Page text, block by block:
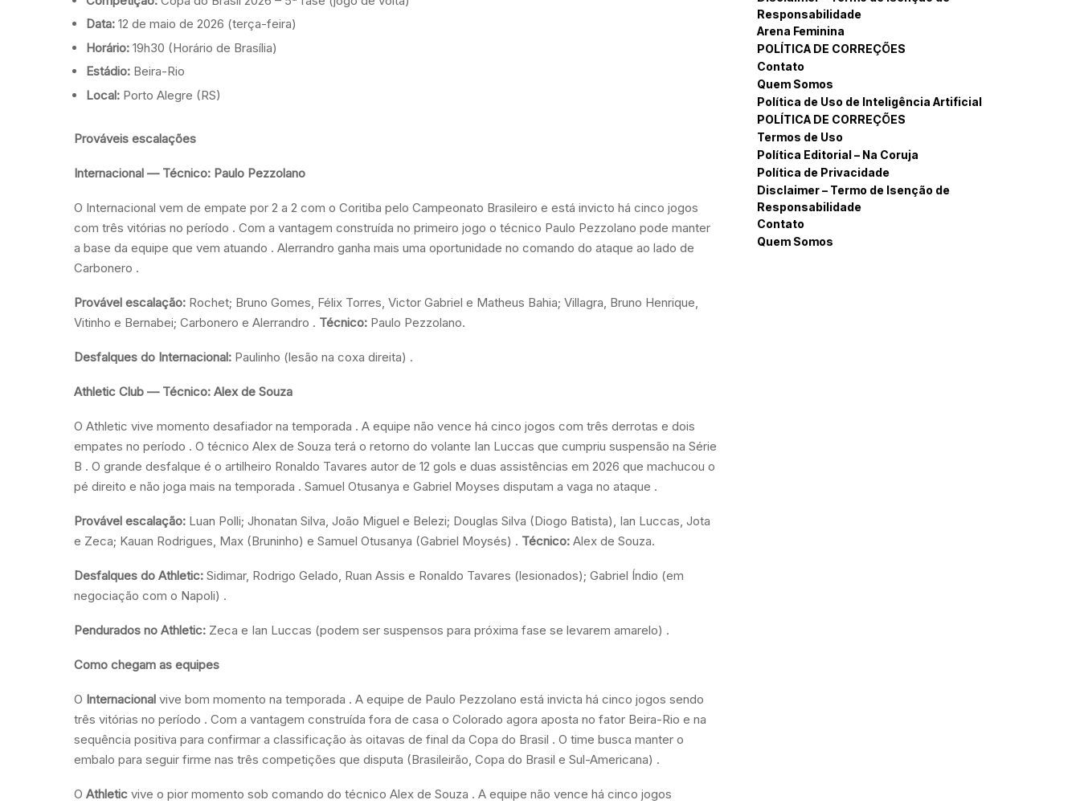
Data: 12 de maio de 2026 (terça-feira)
Horário: 19h30 (Horário de Brasília)
Estádio: Beira-Rio
Local: Porto Alegre (RS)
Prováveis escalações
Internacional — Técnico: Paulo Pezzolano
O Internacional vem de empate por 2 a 2 com o Coritiba pelo Campeonato Brasileiro e está invicto há cinco jogos
com três vitórias no período . Com a vantagem construída no primeiro jogo o técnico Paulo Pezzolano pode manter
a base da equipe que vem atuando . Alerrandro ganha mais uma oportunidade no comando do ataque ao lado de
Carbonero .
Provável escalação: Rochet; Bruno Gomes, Félix Torres, Victor Gabriel e Matheus Bahia; Villagra, Bruno Henrique,
Vitinho e Bernabei; Carbonero e Alerrandro . Técnico: Paulo Pezzolano.
Desfalques do Internacional: Paulinho (lesão na coxa direita) .
Athletic Club — Técnico: Alex de Souza
O Athletic vive momento desafiador na temporada . A equipe não vence há cinco jogos com três derrotas e dois
empates no período . O técnico Alex de Souza terá o retorno do volante Ian Luccas que cumpriu suspensão na Série
B . O grande desfalque é o artilheiro Ronaldo Tavares autor de 12 gols e duas assistências em 2026 que machucou o
pé direito e não joga mais na temporada . Samuel Otusanya e Gabriel Moyses disputam a vaga no ataque .
Provável escalação: Luan Polli; Jhonatan Silva, João Miguel e Belezi; Douglas Silva (Diogo Batista), Ian Luccas, Jota
e Zeca; Kauan Rodrigues, Max (Bruninho) e Samuel Otusanya (Gabriel Moysés) . Técnico: Alex de Souza.
Desfalques do Athletic: Sidimar, Rodrigo Gelado, Ruan Assis e Ronaldo Tavares (lesionados); Gabriel Índio (em
negociação com o Napoli) .
Pendurados no Athletic: Zeca e Ian Luccas (podem ser suspensos para próxima fase se levarem amarelo) .
Como chegam as equipes
O Internacional vive bom momento na temporada . A equipe de Paulo Pezzolano está invicta há cinco jogos sendo
três vitórias no período . Com a vantagem construída fora de casa o Colorado agora aposta no fator Beira-Rio e na
sequência positiva para confirmar a classificação às oitavas de final da Copa do Brasil . O time busca manter o
embalo para seguir firme nas três competições que disputa (Brasileirão, Copa do Brasil e Sul-Americana) .
O Athletic vive o pior momento sob comando do técnico Alex de Souza . A equipe não vence há cinco jogos
Responsabilidade
Arena Feminina
POLÍTICA DE CORREÇÕES
Contato
Quem Somos
Política de Uso de Inteligência Artificial
POLÍTICA DE CORREÇÕES
Termos de Uso
Política Editorial – Na Coruja
Política de Privacidade
Disclaimer – Termo de Isenção de
Responsabilidade
Contato
Quem Somos